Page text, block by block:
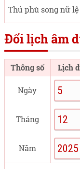
Thủ phù song nữ
Đổi lịch âm
Thông số Lịch
Ngày
Tháng
Năm